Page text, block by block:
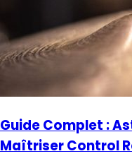
Guide Complet :
Maîtriser Control